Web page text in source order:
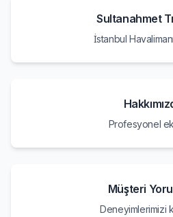
Sultanahmet
İstanbul
Profesyonel
Müşteri
Deneyimlerimizi